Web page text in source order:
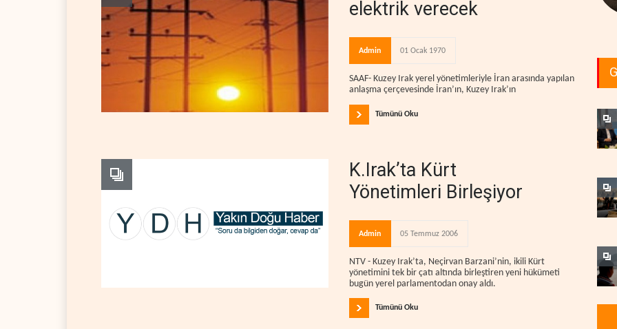
elektrik verecek
Admin 01 Ocak 1970
SAAF- Kuzey Irak yerel yönetimleriyle İran arasında yapılan
anlaşma çerçevesinde İran’ın, Kuzey Irak’ın
Tümünü Oku
K.Irak’ta Kürt
Yönetimleri Birleşiyor
Admin 05 Temmuz 2006
NTV - Kuzey Irak’ta, Neçirvan Barzani’nin, ikili Kürt
yönetimini tek bir çatı altında birleştiren yeni hükümeti
bugün yerel parlamentodan onay aldı.
Tümünü Oku